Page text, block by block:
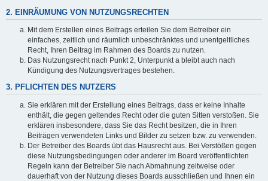
2. EINRÄUMUNG VON NUTZUNGSRECHTEN
Mit dem Erstellen eines Beitrags erteilen Sie dem Betreiber ein
einfaches, zeitlich und räumlich unbeschränktes und unentgeltliches
Recht, Ihren Beitrag im Rahmen des Boards zu nutzen.
Das Nutzungsrecht nach Punkt 2, Unterpunkt a bleibt auch nach
Kündigung des Nutzungsvertrages bestehen.
3. PFLICHTEN DES NUTZERS
Sie erklären mit der Erstellung eines Beitrags, dass er keine Inhalte
enthält, die gegen geltendes Recht oder die guten Sitten verstoßen. Sie
erklären insbesondere, dass Sie das Recht besitzen, die in Ihren
Beiträgen verwendeten Links und Bilder zu setzen bzw. zu verwenden.
Der Betreiber des Boards übt das Hausrecht aus. Bei Verstößen gegen
diese Nutzungsbedingungen oder anderer im Board veröffentlichten
Regeln kann der Betreiber Sie nach Abmahnung zeitweise oder
dauerhaft von der Nutzung dieses Boards ausschließen und Ihnen ein